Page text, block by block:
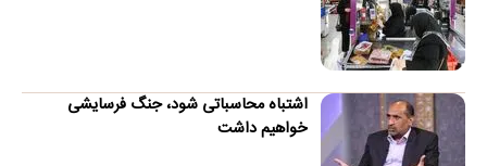
اشتباه محاسباتی شود، جنگ فرسایشی
خواهیم داشت